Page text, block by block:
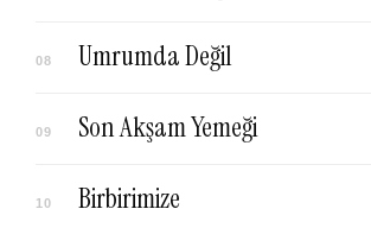
08 Umrumda Değil
09 Son Akşam Yemeği
10 Birbirimize